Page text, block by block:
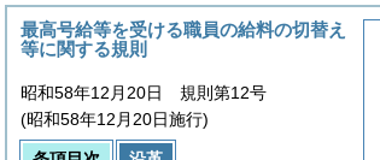
最高号給等を受ける職員の給料の切替え
等に関する規則
昭和58年12月20日 規則第12号
(昭和58年12月20日施行)